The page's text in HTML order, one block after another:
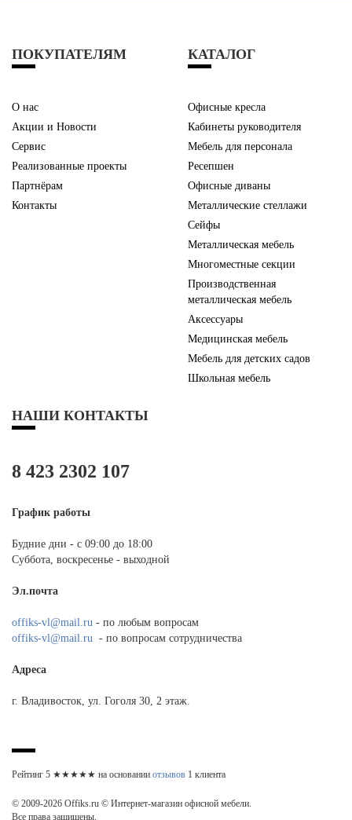
ПОКУПАТЕЛЯМ
О нас
Акции и Новости
Сервис
Реализованные проекты
Партнёрам
Контакты
КАТАЛОГ
Офисные кресла
Кабинеты руководителя
Мебель для персонала
Ресепшен
Офисные диваны
Металлические стеллажи
Сейфы
Металлическая мебель
Многоместные секции
Производственная
металлическая мебель
Аксессуары
Медицинская мебель
Мебель для детских садов
Школьная мебель
НАШИ КОНТАКТЫ
8 423 2302 107
График работы
Будние дни - с 09:00 до 18:00
Суббота, воскресенье - выходной
Эл.почта
offiks-vl@mail.ru - по любым вопросам
offiks-vl@mail.ru - по вопросам сотрудничества
Адреса
г. Владивосток, ул. Гоголя 30, 2 этаж.
Рейтинг 5 ★★★★★ на основании отзывов 1 клиента
© 2009-2026 Offiks.ru © Интернет-магазин офисной мебели.
Все права защищены.